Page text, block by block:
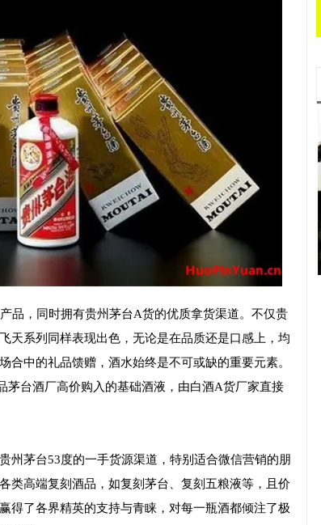
品，同时拥有贵州茅台A货的优质拿货渠道。不仅贵
天系列同样表现出色，无论是在品质还是口感上，均
中的礼品馈赠，酒水始终是不可或缺的重要元素。
台酒厂高价购入的基础酒液，由白酒A货厂家直接
州茅台53度的一手货源渠道，特别适合微信营销的朋
类高端复刻酒品，如复刻茅台、复刻五粮液等，且价
得了各界精英的支持与青睐，对每一瓶酒都倾注了极